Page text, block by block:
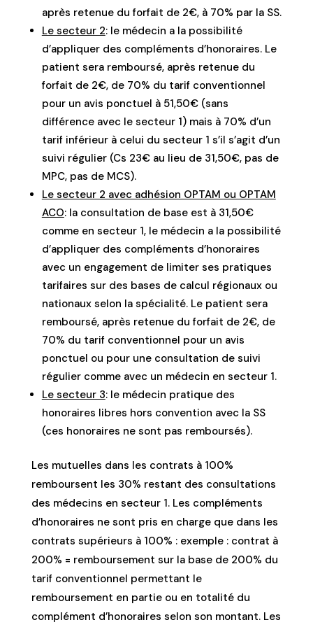
après retenue du forfait de 2€, à 70% par la SS.
Le secteur 2: le médecin a la possibilité
d’appliquer des compléments d’honoraires. Le
patient sera remboursé, après retenue du
forfait de 2€, de 70% du tarif conventionnel
pour un avis ponctuel à 51,50€ (sans
différence avec le secteur 1) mais à 70% d’un
tarif inférieur à celui du secteur 1 s’il s’agit d’un
suivi régulier (Cs 23€ au lieu de 31,50€, pas de
MPC, pas de MCS).
Le secteur 2 avec adhésion OPTAM ou OPTAM
ACO: la consultation de base est à 31,50€
comme en secteur 1, le médecin a la possibilité
d’appliquer des compléments d’honoraires
avec un engagement de limiter ses pratiques
tarifaires sur des bases de calcul régionaux ou
nationaux selon la spécialité. Le patient sera
remboursé, après retenue du forfait de 2€, de
70% du tarif conventionnel pour un avis
ponctuel ou pour une consultation de suivi
régulier comme avec un médecin en secteur 1.
Le secteur 3: le médecin pratique des
honoraires libres hors convention avec la SS
(ces honoraires ne sont pas remboursés).
Les mutuelles dans les contrats à 100%
remboursent les 30% restant des consultations
des médecins en secteur 1. Les compléments
d’honoraires ne sont pris en charge que dans les
contrats supérieurs à 100% : exemple : contrat à
200% = remboursement sur la base de 200% du
tarif conventionnel permettant le
remboursement en partie ou en totalité du
complément d’honoraires selon son montant. Les